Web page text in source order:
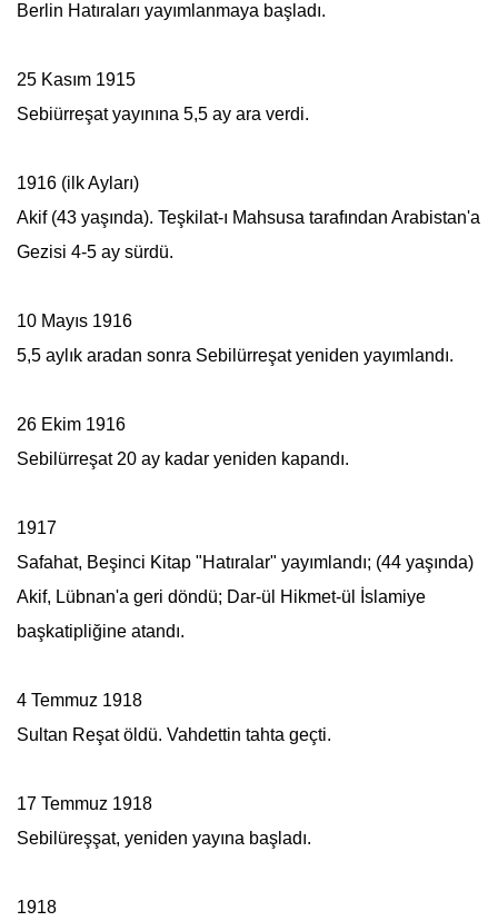
Berlin Hatıraları yayımlanmaya başladı.
25 Kasım 1915
Sebiürreşat yayınına 5,5 ay ara verdi.
1916 (ilk Ayları)
Akif (43 yaşında). Teşkilat-ı Mahsusa tarafından Arabistan'a
Gezisi 4-5 ay sürdü.
10 Mayıs 1916
5,5 aylık aradan sonra Sebilürreşatyeniden yayımlandı.
26 Ekim 1916
Sebilürreşat20 ay kadar yeniden kapandı.
1917
Safahat, Beşinci Kitap "Hatıralar" yayımlandı; (44 yaşında)
Akif, Lübnan'a geri döndü; Dar-ül Hikmet-ül İslamiye
başkatipliğine atandı.
4 Temmuz 1918
Sultan Reşat öldü. Vahdettin tahta geçti.
17 Temmuz 1918
Sebilüreşşat, yeniden yayına başladı.
1918